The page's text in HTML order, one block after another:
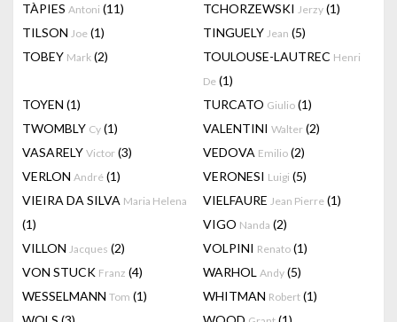
TÀPIES Antoni (11) TCHORZEWSKI Jerzy (1)
TILSON Joe (1) TINGUELY Jean (5)
TOBEY Mark (2) TOULOUSE-LAUTREC Henri
De (1)
TOYEN (1) TURCATO Giulio (1)
TWOMBLY Cy (1) VALENTINI Walter (2)
VASARELY Victor (3) VEDOVA Emilio (2)
VERLON André (1) VERONESI Luigi (5)
VIEIRA DA SILVA Maria Helena
(1)
VIELFAURE Jean Pierre (1)
VIGO Nanda (2)
VILLON Jacques (2) VOLPINI Renato (1)
VON STUCK Franz (4) WARHOL Andy (5)
WESSELMANN Tom (1) WHITMAN Robert (1)